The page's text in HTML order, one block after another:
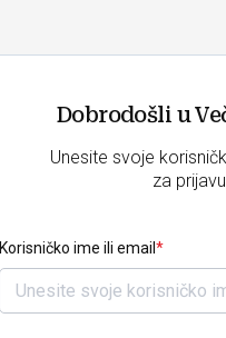
Dobrodošli u
Unesite svoje
za
Korisničko ime ili email